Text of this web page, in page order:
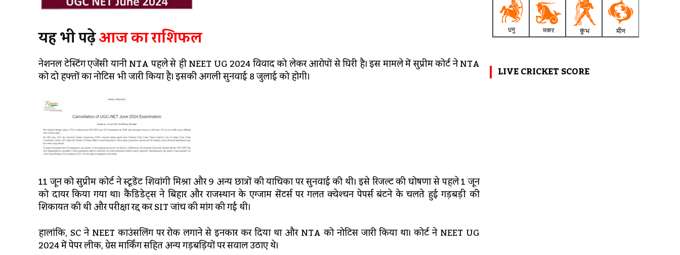
यह भी पढ़ेआज का राशिफल
नेशनल टेस्टिंग एजेंसी यानी NTA पहले से ही NEET UG 2024 विवाद को लेकर आरोपों से घिरी है। इस मामले में सुप्रीम कोर्ट ने NTA
को दो हफ्तों का नोटिस भी जारी किया है। इसकी अगली सुनवाई 8 जुलाई को होगी।
11 जून को सुप्रीम कोर्ट ने स्‍टूडेंट शिवांगी मिश्रा और 9 अन्य छात्रों की याचिका पर सुनवाई की थी। इसे रिजल्ट की घोषणा से पहले 1 जून
को दायर किया गया था। कैंडिडेट्स ने ब‍िहार और राजस्‍थान के एग्‍जाम सेंटर्स पर गलत क्‍वेश्‍चन पेपर्स बंटने के चलते हुई गड़बड़ी की
शिकायत की थी और परीक्षा रद्द कर SIT जांच की मांग की गई थी।
हालांकि, SC ने NEET काउंसलिंग पर रोक लगाने से इनकार कर दिया था और NTA को नोटिस जारी किया था। कोर्ट ने NEET UG
2024 में पेपर लीक, ग्रेस मार्किंग सहित अन्य गड़बड़ियों पर सवाल उठाए थे।
LIVE CRICKET SCORE